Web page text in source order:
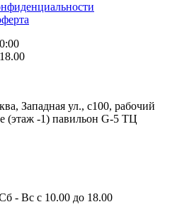
Западная ул., с100, рабочий
(этаж -1) павильон G-5 ТЦ
- Вс с 10.00 до 18.00